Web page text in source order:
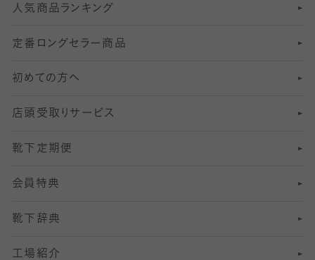
211デニールタイツ以上（防寒・厚手タイツ）
6 分丈レギンス
7 分丈 レギンス
8 分丈 レギンス
10分丈 レギンス
12分丈レギンス
13分丈レギンス
オールスルーストッキング
冠婚葬祭向けソックス・靴下
スーツカジュアルソックス・靴下
ロングホーズ
ゴルフソックス・靴下
サッカー・フットサル用ソックス
ヨガソックス・靴下
スポーツ用レッグウォーマー
SSサイズ（21～23cm）
Sサイズ（22～25cm）
Mサイズ（25～27cm）
Lサイズ（27～29cm）
インナーソックス
加圧・着圧ソックス
冷えとり靴下
着圧・加圧タイツ
むくみ対策
足の疲れ対策
足の臭い対策
冷え対策
人気商品ランキング
定番ロングセラー商品
初めての方へ
店頭受取りサービス
靴下定期便
会員特典
靴下辞典
工場紹介